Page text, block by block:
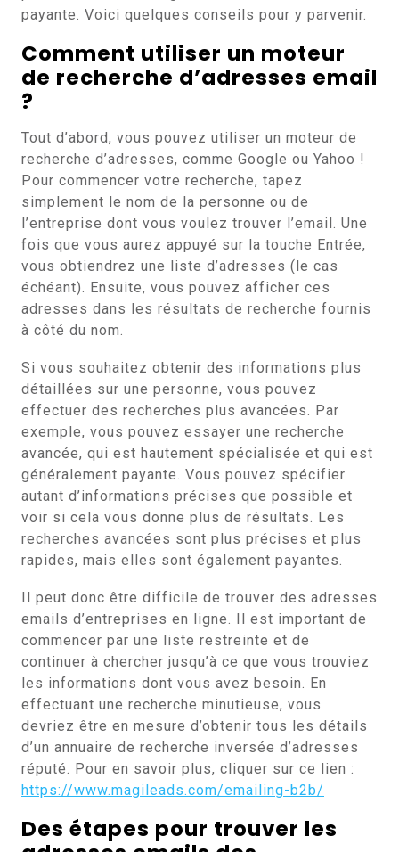
payante. Voici quelques conseils pour y parvenir.
Comment utiliser un moteur
de recherche d’adresses email
?
Tout d’abord, vous pouvez utiliser un moteur de
recherche d’adresses, comme Google ou Yahoo !
Pour commencer votre recherche, tapez
simplement le nom de la personne ou de
l’entreprise dont vous voulez trouver l’email. Une
fois que vous aurez appuyé sur la touche Entrée,
vous obtiendrez une liste d’adresses (le cas
échéant). Ensuite, vous pouvez afficher ces
adresses dans les résultats de recherche fournis
à côté du nom.
Si vous souhaitez obtenir des informations plus
détaillées sur une personne, vous pouvez
effectuer des recherches plus avancées. Par
exemple, vous pouvez essayer une recherche
avancée, qui est hautement spécialisée et qui est
généralement payante. Vous pouvez spécifier
autant d’informations précises que possible et
voir si cela vous donne plus de résultats. Les
recherches avancées sont plus précises et plus
rapides, mais elles sont également payantes.
Il peut donc être difficile de trouver des adresses
emails d’entreprises en ligne. Il est important de
commencer par une liste restreinte et de
continuer à chercher jusqu’à ce que vous trouviez
les informations dont vous avez besoin. En
effectuant une recherche minutieuse, vous
devriez être en mesure d’obtenir tous les détails
d’un annuaire de recherche inversée d’adresses
réputé. Pour en savoir plus, cliquer sur ce lien :
https://www.magileads.com/emailing-b2b/
Des étapes pour trouver les